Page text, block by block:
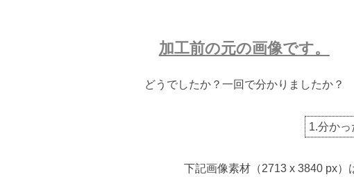
加工前の元の画像です。
どうでしたか？一回で分かりましたか？
1.分かっ
下記画像素材（2713 x 3840 px）